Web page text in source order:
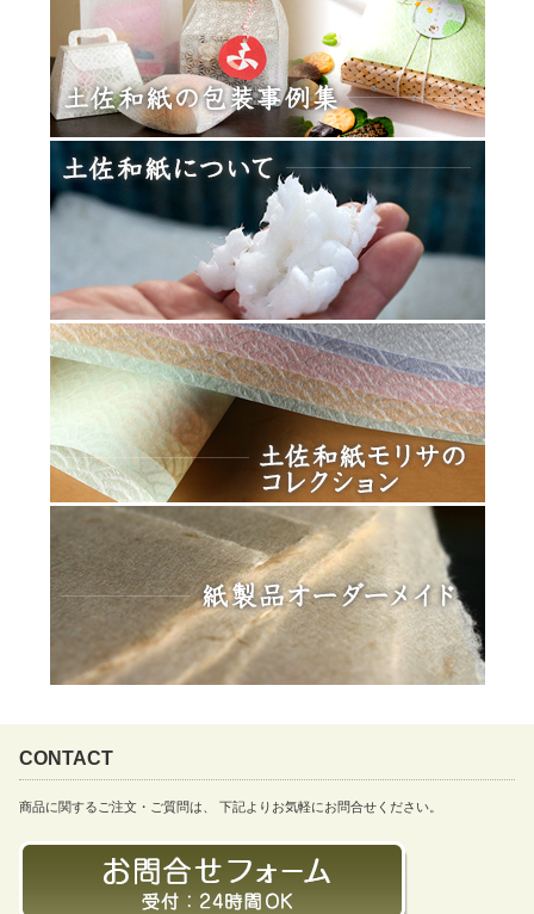
CONTACT
商品に関するご注文・ご質問は、 下記よりお気軽にお問合せください。